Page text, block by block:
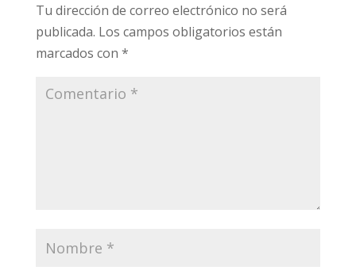
Tu dirección de correo electrónico no será
publicada. Los campos obligatorios están
marcados con *